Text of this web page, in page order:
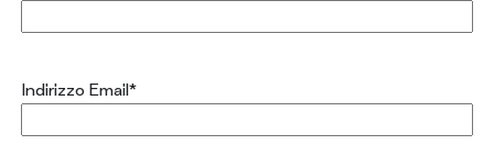
Indirizzo Email*